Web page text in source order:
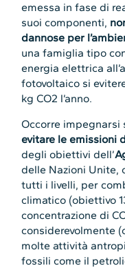
emessa in fase di
suoi componenti,
dannose per
una famiglia tipo
energia elettrica
fotovoltaico si
kg CO2 l’anno.
Occorre impegnarsi
evitare le emissioni
degli obiettivi dell’
delle Nazioni Unite,
tutti i livelli, per
climatico (obiettivo
concentrazione di
considerevolmente
molte attività
fossili come il